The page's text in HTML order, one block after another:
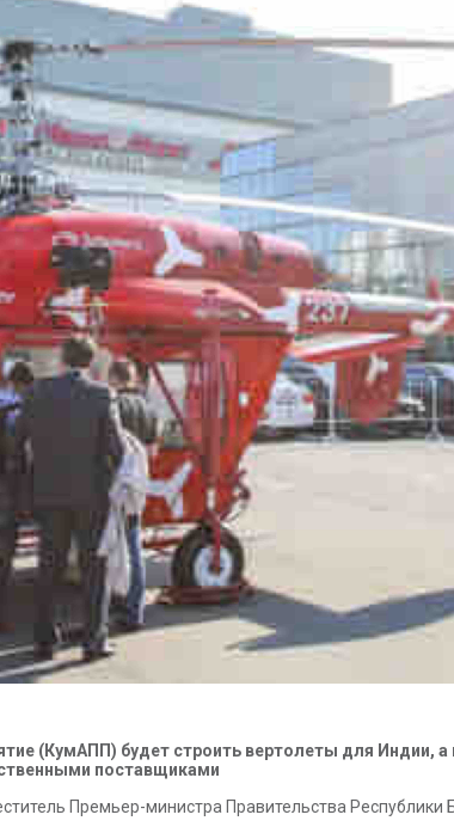
(КумАПП) будет строить вертолеты для Индии,
поставщиками
Премьер-министра Правительства